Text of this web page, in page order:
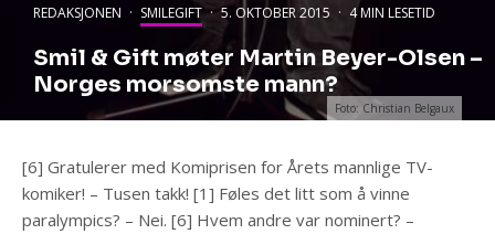
Foto: Christian Belgaux
REDAKSJONEN · SMILEGIFT · 5. OKTOBER 2015 · 4 MIN LESETID
Smil & Gift møter Martin Beyer-Olsen –
Norges morsomste mann?
[6] Gratulerer med Komiprisen for Årets mannlige TV-
komiker! – Tusen takk! [1] Føles det litt som å vinne
paralympics? – Nei. [6] Hvem andre var nominert? –